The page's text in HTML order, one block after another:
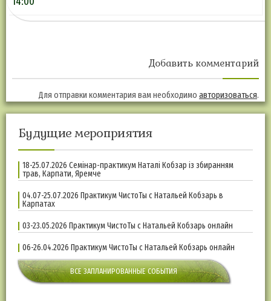
Добавить комментарий
Для отправки комментария вам необходимо авторизоваться.
Будущие мероприятия
18-25.07.2026 Семінар-практикум Наталі Кобзар із збиранням
трав, Карпати, Яремче
04.07-25.07.2026 Практикум ЧистоТы с Натальей Кобзарь в
Карпатах
03-23.05.2026 Практикум ЧистоТы с Натальей Кобзарь онлайн
06-26.04.2026 Практикум ЧистоТы с Натальей Кобзарь онлайн
ВСЕ ЗАПЛАНИРОВАННЫЕ СОБЫТИЯ